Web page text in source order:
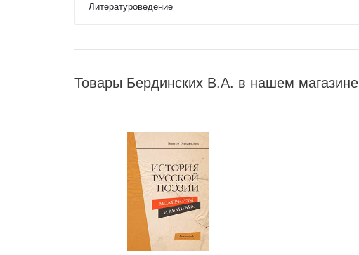
Литературоведение
Товары Бердинских В.А. в нашем магазине